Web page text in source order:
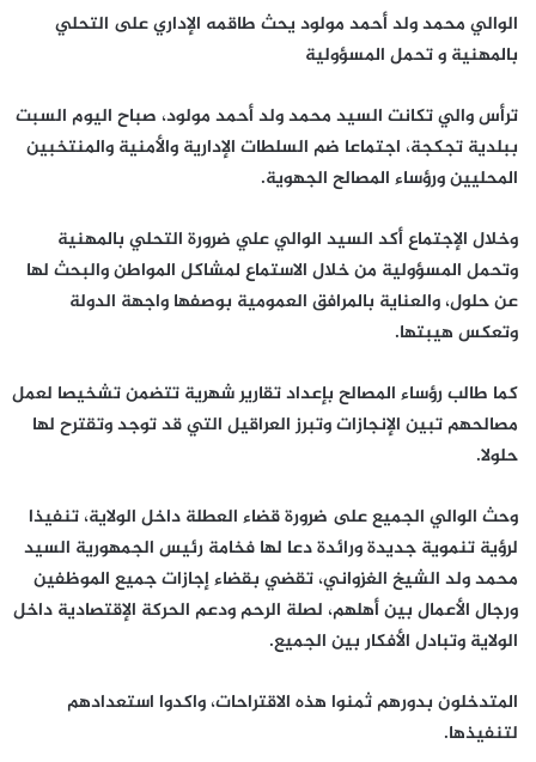
الوالي محمد ولد أحمد مولود يحث طاقمه الإداري على التحلي
بالمهنية و تحمل المسؤولية
ترأس والي تكانت السيد محمد ولد أحمد مولود، صباح اليوم السبت
ببلدية تجكجة، اجتماعا ضم السلطات الإدارية والأمنية والمنتخبين
المحليين ورؤساء المصالح الجهوية.
وخلال الإجتماع أكد السيد الوالي علي ضرورة التحلي بالمهنية
وتحمل المسؤولية من خلال الاستماع لمشاكل المواطن والبحث لها
عن حلول، والعناية بالمرافق العمومية بوصفها واجهة الدولة
وتعكس هيبتها.
كما طالب رؤساء المصالح بإعداد تقارير شهرية تتضمن تشخيصا لعمل
مصالحهم تبين الإنجازات وتبرز العراقيل التي قد توجد وتقترح لها
حلولا.
وحث الوالي الجميع على ضرورة قضاء العطلة داخل الولاية، تنفيذا
لرؤية تنموية جديدة ورائدة دعا لها فخامة رئيس الجمهورية السيد
محمد ولد الشيخ الغزواني، تقضي بقضاء إجازات جميع الموظفين
ورجال الأعمال بين أهلهم، لصلة الرحم ودعم الحركة الإقتصادية داخل
الولاية وتبادل الأفكار بين الجميع.
المتدخلون بدورهم ثمنوا هذه الاقتراحات، واكدوا استعدادهم
لتنفيذها.